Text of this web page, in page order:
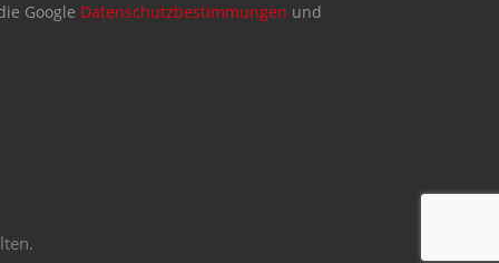
Google Datenschutzbestimmungen und